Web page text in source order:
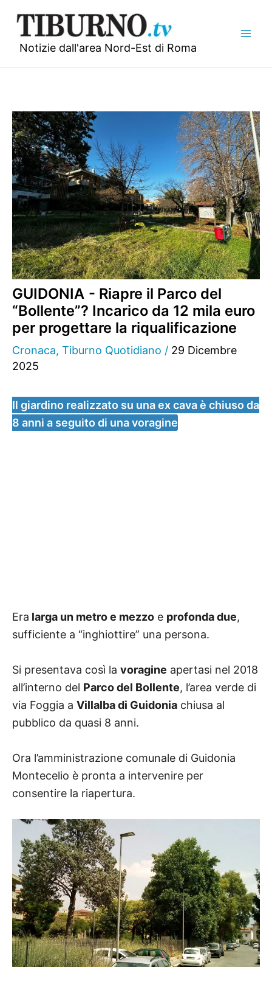
contenuto
Notizie dall'area Nord-Est di Roma
GUIDONIA - Riapre il Parco del
“Bollente”? Incarico da 12 mila euro
per progettare la riqualificazione
Cronaca, Tiburno Quotidiano / 29 Dicembre
2025
Il giardino realizzato su una ex cava è chiuso da
8 anni a seguito di una voragine
Era larga un metro e mezzo e profonda due,
sufficiente a “inghiottire” una persona.
Si presentava così la voragine apertasi nel 2018
all’interno del Parco del Bollente, l’area verde di
via Foggia a Villalba di Guidonia chiusa al
pubblico da quasi 8 anni.
Ora l’amministrazione comunale di Guidonia
Montecelio è pronta a intervenire per
consentire la riapertura.